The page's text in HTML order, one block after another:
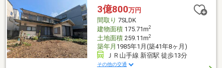
広告に使用している写真には入居前の写真を含んでおります。ぜ
ひ現地にてご体感ください。
3億800万円
間取り 7SLDK
建物面積175.71m2
土地面積259.11m2
築年月 1985年1月(築41年8ヶ月)
ＪＲ山手線 新宿駅 徒歩13分
その他の交通